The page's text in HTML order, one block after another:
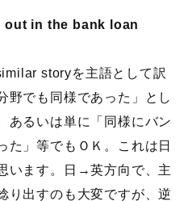
in the bank loan
storyを主語として訳
野でも同様であった」とし
あるいは単に「同様にバン
た」等でもＯＫ。これは日
います。日→英方向で、主
り出すのも大変ですが、逆